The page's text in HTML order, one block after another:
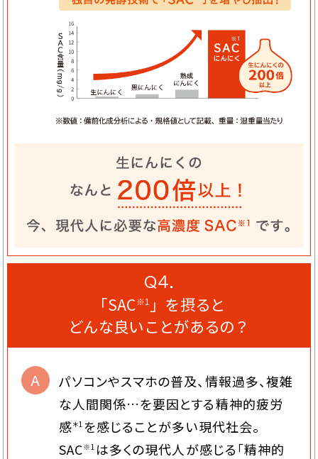
Q４.
「SAC※1 」を摂ると
どんな良いことがあるの？
A
パソコンやスマホの普及、情報過多、複雑
な人間関係…を要因とする精神的疲労
感＊1 を感じることが多い現代社会。
SAC※1 は多くの現代人が感じる「精神的